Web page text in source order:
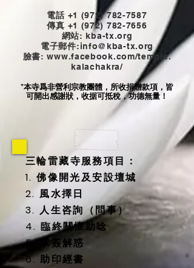
電話 +1 (972) 782-7587
傳真 +1 (972) 782-7656
網站: kba-tx.org
電子郵件:info@kba-tx.org
臉書: www.facebook.com/temple.
kalachakra/
*本寺爲非營利宗教團體，所收捐贈款項，皆
可開出感謝狀，收据可抵稅，功德無量！
三輪雷藏寺服務項目：
1. 佛像開光及安設壇城
2. 風水擇日
3. 人生咨詢（問事）
4. 臨終關懷助唸
5. 求簽解惑
6. 助印經書